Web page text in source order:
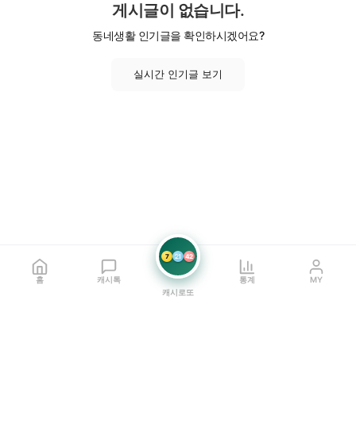
게시글이 없습니다.
동네생활 인기글을 확인하시겠어요?
실시간 인기글 보기
홈 캐시톡
7 21 42
캐시로또
통계 MY